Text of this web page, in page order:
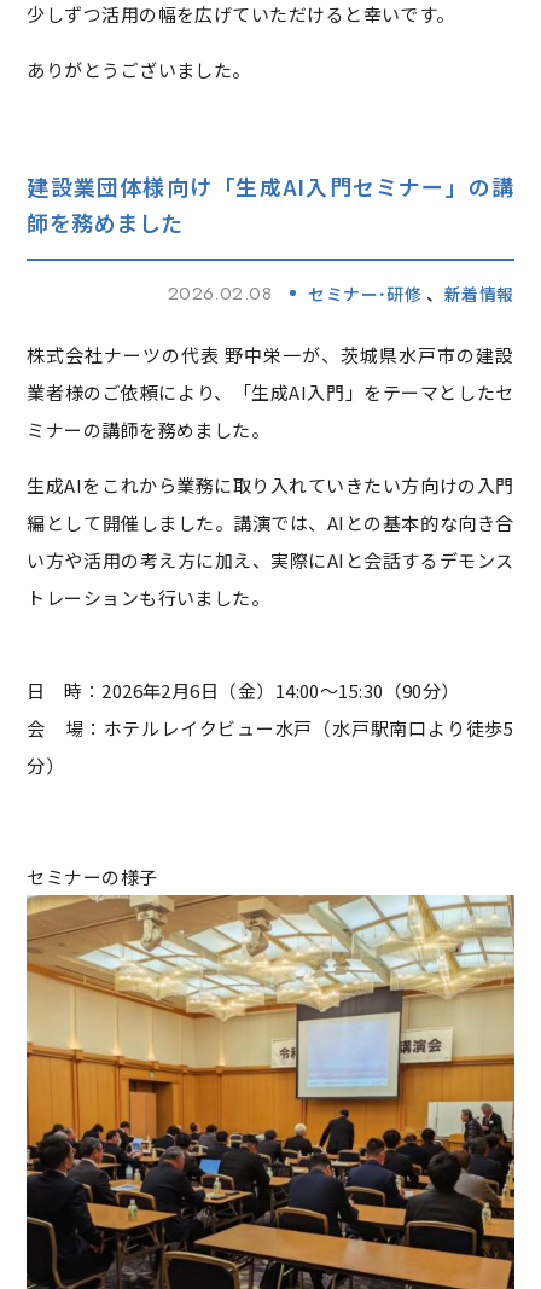
少しずつ活用の幅を広げていただけると幸いです。
ありがとうございました。
建設業団体様向け「生成AI入門セミナー」の講
師を務めました
2026.02.08 セミナー･研修 新着情報
株式会社ナーツの代表 野中栄一が、茨城県水戸市の建設
業者様のご依頼により、「生成AI入門」をテーマとしたセ
ミナーの講師を務めました。
生成AIをこれから業務に取り入れていきたい方向けの入門
編として開催しました。講演では、AIとの基本的な向き合
い方や活用の考え方に加え、実際にAIと会話するデモンス
トレーションも行いました。
日 時：2026年2月6日（金）14:00～15:30（90分）
会 場：ホテルレイクビュー水戸（水戸駅南口より徒歩5
分）
セミナーの様子